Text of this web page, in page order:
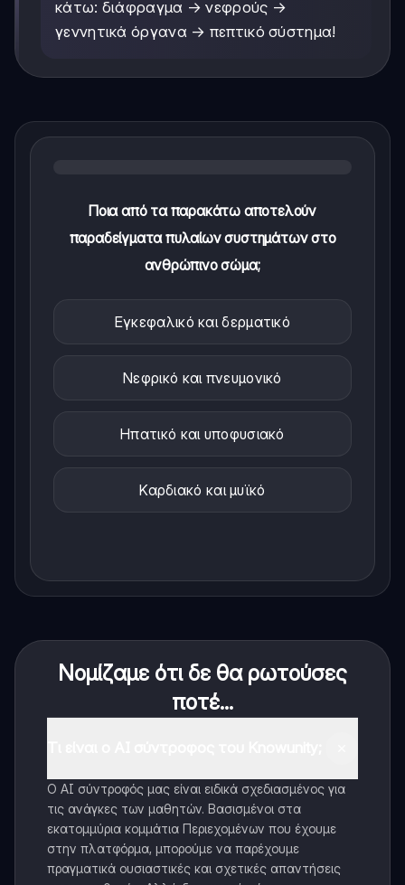
κάτω: διάφραγμα → νεφρούς →
γεννητικά όργανα → πεπτικό σύστημα!
Ποια από τα παρακάτω αποτελούν
παραδείγματα πυλαίων συστημάτων στο
ανθρώπινο σώμα;
Εγκεφαλικό και δερματικό
Νεφρικό και πνευμονικό
Ηπατικό και υποφυσιακό
Καρδιακό και μυϊκό
Νομίζαμε ότι δε θα ρωτούσες
ποτέ...
Ο AI σύντροφός μας είναι ειδικά σχεδιασμένος για
τις ανάγκες των μαθητών. Βασισμένοι στα
εκατομμύρια κομμάτια Περιεχομένων που έχουμε
στην πλατφόρμα, μπορούμε να παρέχουμε
πραγματικά ουσιαστικές και σχετικές απαντήσεις